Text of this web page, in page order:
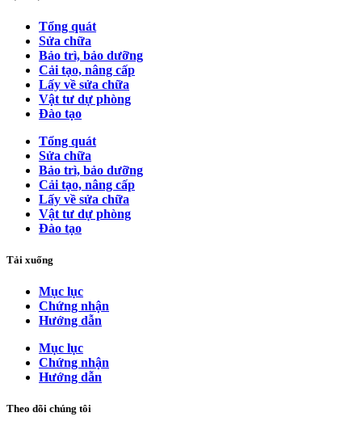
Tổng quát
Sửa chữa
Bảo trì, bảo dưỡng
Cải tạo, nâng cấp
Lấy về sửa chữa
Vật tư dự phòng
Đào tạo
Tổng quát
Sửa chữa
Bảo trì, bảo dưỡng
Cải tạo, nâng cấp
Lấy về sửa chữa
Vật tư dự phòng
Đào tạo
Tải xuống
Mục lục
Chứng nhận
Hướng dẫn
Mục lục
Chứng nhận
Hướng dẫn
Theo dõi chúng tôi